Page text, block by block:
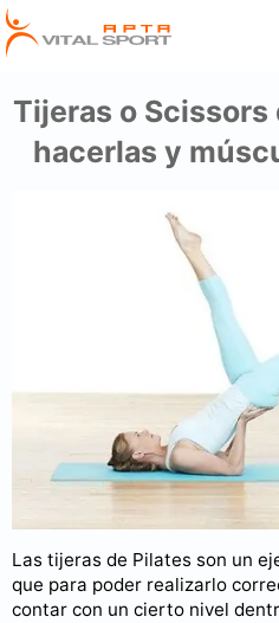
Tijeras o Scissors
hacerlas y
Las tijeras de Pilates son un
que para poder realizarlo
contar con un cierto nivel